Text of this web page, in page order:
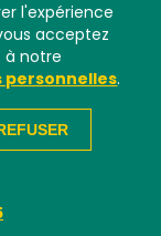
l'expérience
acceptez
à notre
personnelles.